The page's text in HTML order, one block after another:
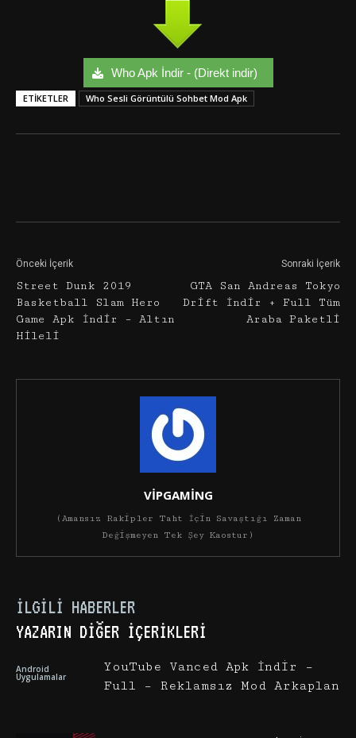
Who Apk İndir - (Direkt indir)
ETIKETLER Who Sesli Görüntülü Sohbet Mod Apk
Önceki İçerik
Street Dunk 2019
Basketball Slam Hero
Game Apk İndir – Altın
Hileli
Sonraki İçerik
GTA San Andreas Tokyo
Drift İndir + Full Tüm
Araba Paketli
VİPGAMİNG
(Amansız Rakipler Taht İçin Savaştığı Zaman
Değişmeyen Tek Şey Kaostur)
İLGILI HABERLER
YAZARIN DIĞER İÇERIKLERI
Android
Uygulamalar
YouTube Vanced Apk İndir –
Full – Reklamsız Mod Arkaplan